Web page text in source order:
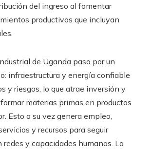
del ingreso al fomentar
productivos que incluyan
de Uganda pasa por un
infraestructura y energía confiable
y riesgos, lo que atrae inversión y
materias primas en productos
Esto a su vez genera empleo,
y recursos para seguir
y capacidades humanas. La